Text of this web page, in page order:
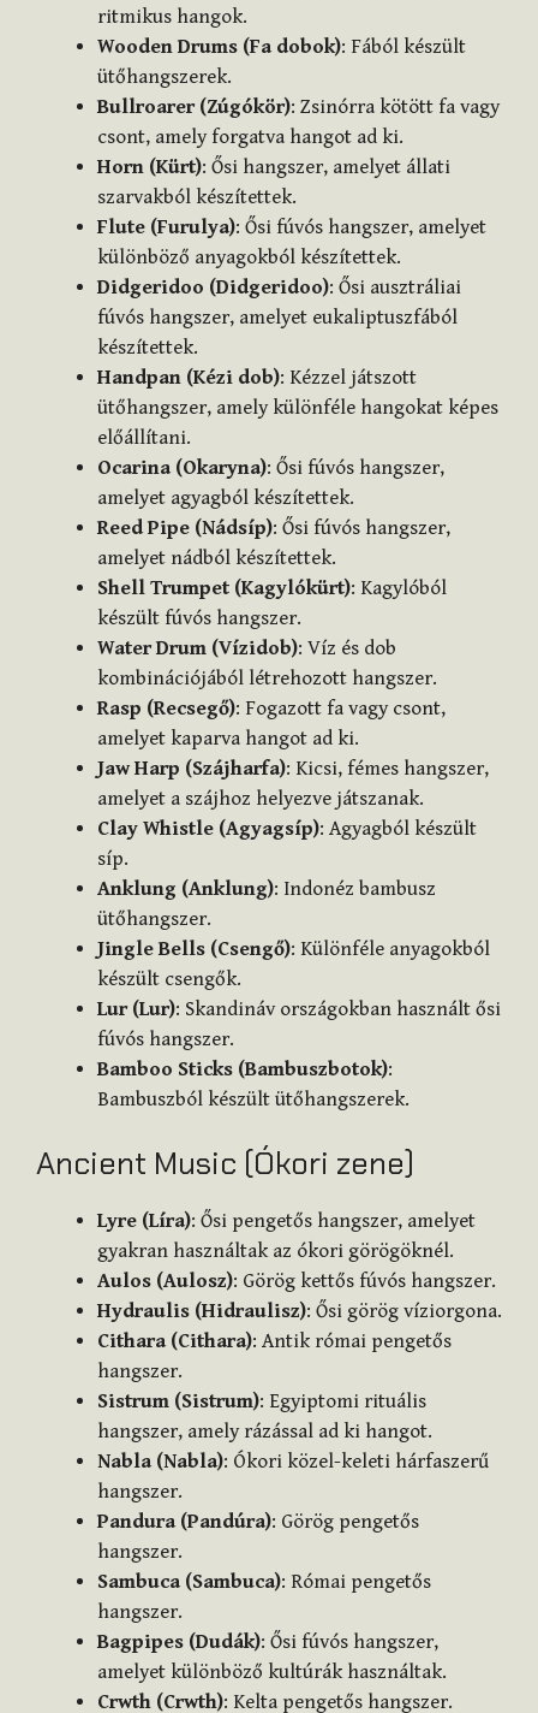
ritmikus hangok.
Wooden Drums (Fa dobok): Fából készült
ütőhangszerek.
Bullroarer (Zúgókör): Zsinórra kötött fa vagy
csont, amely forgatva hangot ad ki.
Horn (Kürt): Ősi hangszer, amelyet állati
szarvakból készítettek.
Flute (Furulya): Ősi fúvós hangszer, amelyet
különböző anyagokból készítettek.
Didgeridoo (Didgeridoo): Ősi ausztráliai
fúvós hangszer, amelyet eukaliptuszfából
készítettek.
Handpan (Kézi dob): Kézzel játszott
ütőhangszer, amely különféle hangokat képes
előállítani.
Ocarina (Okaryna): Ősi fúvós hangszer,
amelyet agyagból készítettek.
Reed Pipe (Nádsíp): Ősi fúvós hangszer,
amelyet nádból készítettek.
Shell Trumpet (Kagylókürt): Kagylóból
készült fúvós hangszer.
Water Drum (Vízidob): Víz és dob
kombinációjából létrehozott hangszer.
Rasp (Recsegő): Fogazott fa vagy csont,
amelyet kaparva hangot ad ki.
Jaw Harp (Szájharfa): Kicsi, fémes hangszer,
amelyet a szájhoz helyezve játszanak.
Clay Whistle (Agyagsíp): Agyagból készült
síp.
Anklung (Anklung): Indonéz bambusz
ütőhangszer.
Jingle Bells (Csengő): Különféle anyagokból
készült csengők.
Lur (Lur): Skandináv országokban használt ősi
fúvós hangszer.
Bamboo Sticks (Bambuszbotok):
Bambuszból készült ütőhangszerek.
Ancient Music (Ókori zene)
Lyre (Líra): Ősi pengetős hangszer, amelyet
gyakran használtak az ókori görögöknél.
Aulos (Aulosz): Görög kettős fúvós hangszer.
Hydraulis (Hidraulisz): Ősi görög víziorgona.
Cithara (Cithara): Antik római pengetős
hangszer.
Sistrum (Sistrum): Egyiptomi rituális
hangszer, amely rázással ad ki hangot.
Nabla (Nabla): Ókori közel-keleti hárfaszerű
hangszer.
Pandura (Pandúra): Görög pengetős
hangszer.
Sambuca (Sambuca): Római pengetős
hangszer.
Bagpipes (Dudák): Ősi fúvós hangszer,
amelyet különböző kultúrák használtak.
Crwth (Crwth): Kelta pengetős hangszer.